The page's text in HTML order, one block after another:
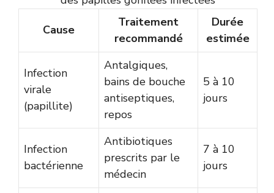
Cause
Traitement
recommandé
Durée
estimée
Infection
virale
(papillite)
Antalgiques,
bains de bouche
antiseptiques,
repos
5 à 10
jours
Infection
bactérienne
Antibiotiques
prescrits par le
médecin
7 à 10
jours